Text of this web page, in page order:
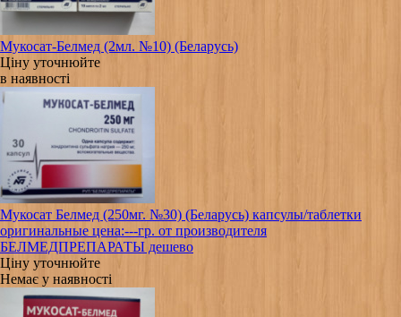
Мукосат-Белмед (2мл. №10) (Беларусь)
Ціну уточнюйте
в наявності
Мукосат Белмед (250мг. №30) (Беларусь) капсулы/таблетки
оригинальные цена:---гр. от производителя
БЕЛМЕДПРЕПАРАТЫ дешево
Ціну уточнюйте
Немає у наявності